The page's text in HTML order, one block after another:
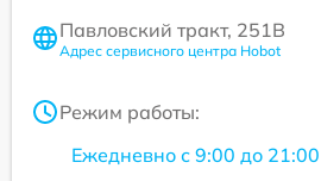
Павловский тракт, 251В
Адрес сервисного центра Hobot
Режим работы:
Ежедневно с 9:00 до 21:00